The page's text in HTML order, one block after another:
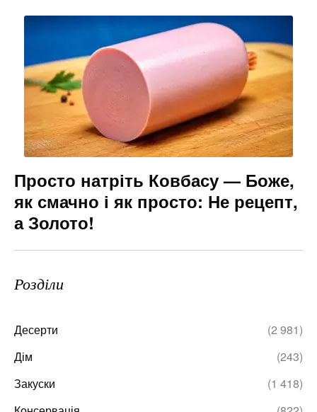
Просто натріть Ковбасу — Боже,
як смачно і як просто: Не рецепт,
а Золото!
Розділи
Десерти
(2 981)
Дім
(243)
Закуски
(1 418)